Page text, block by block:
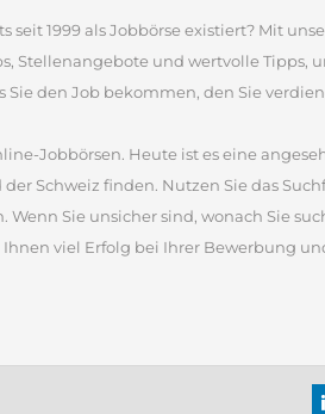
1999 als Jobbörse existiert? Mit
Stellenangebote und wertvolle Tipps,
den Job bekommen, den Sie
Jobbörsen. Heute ist es eine
Schweiz finden. Nutzen Sie das
Sie unsicher sind, wonach Sie
viel Erfolg bei Ihrer Bewerbung